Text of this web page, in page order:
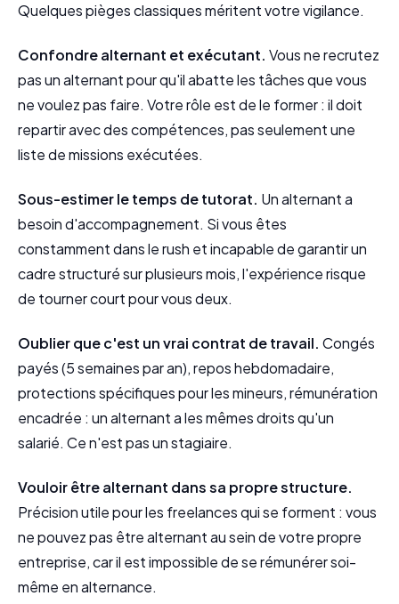
Quelques pièges classiques méritent votre vigilance.
Confondre alternant et exécutant. Vous ne recrutez
pas un alternant pour qu'il abatte les tâches que vous
ne voulez pas faire. Votre rôle est de le former : il doit
repartir avec des compétences, pas seulement une
liste de missions exécutées.
Sous-estimer le temps de tutorat. Un alternant a
besoin d'accompagnement. Si vous êtes
constamment dans le rush et incapable de garantir un
cadre structuré sur plusieurs mois, l'expérience risque
de tourner court pour vous deux.
Oublier que c'est un vrai contrat de travail. Congés
payés (5 semaines par an), repos hebdomadaire,
protections spécifiques pour les mineurs, rémunération
encadrée : un alternant a les mêmes droits qu'un
salarié. Ce n'est pas un stagiaire.
Vouloir être alternant dans sa propre structure.
Précision utile pour les freelances qui se forment : vous
ne pouvez pas être alternant au sein de votre propre
entreprise, car il est impossible de se rémunérer soi-
même en alternance.